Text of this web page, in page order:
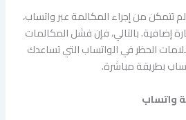
تتمكن من إجراء المكالمة عبر واتساب،
إضافية. بالتالي، فإن فشل المكالمات
الحظر في الواتساب التي تساعدك
بطريقة مباشرة.
واتساب